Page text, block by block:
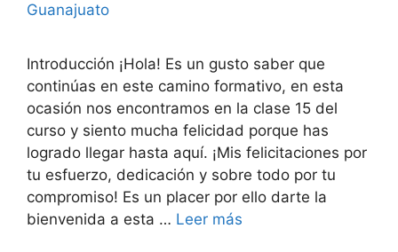
Guanajuato
Introducción ¡Hola! Es un gusto saber que
continúas en este camino formativo, en esta
ocasión nos encontramos en la clase 15 del
curso y siento mucha felicidad porque has
logrado llegar hasta aquí. ¡Mis felicitaciones por
tu esfuerzo, dedicación y sobre todo por tu
compromiso! Es un placer por ello darte la
bienvenida a esta … Leer más